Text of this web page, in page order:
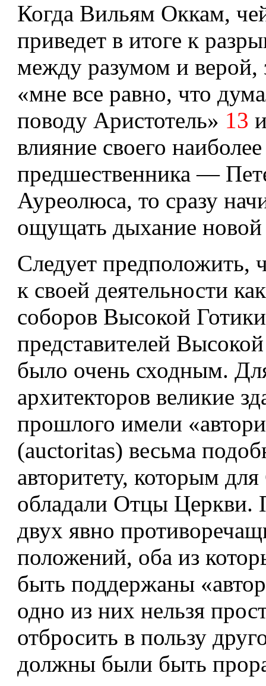
Когда Вильям Оккам,
приведет в итоге к
между разумом и верой,
«мне все равно, что
поводу Аристотель» 13
влияние своего
предшественника —
Ауреолюса, то сразу
ощущать дыхание новой
Следует предположить,
к своей деятельности
соборов Высокой
представителей
было очень сходным.
архитекторов великие
прошлого имели
(auctoritas) весьма
авторитету, которым
обладали Отцы Церкви.
двух явно
положений, оба из
быть поддержаны
одно из них нельзя
отбросить в пользу
должны были быть